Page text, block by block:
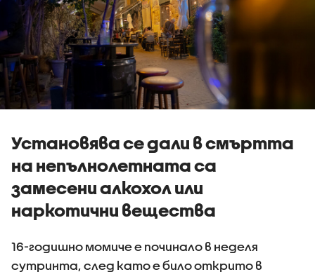
Установява се дали в смъртта
на непълнолетната са
замесени алкохол или
наркотични вещества
16-годишно момиче е починало в неделя
сутринта, след като е било открито в